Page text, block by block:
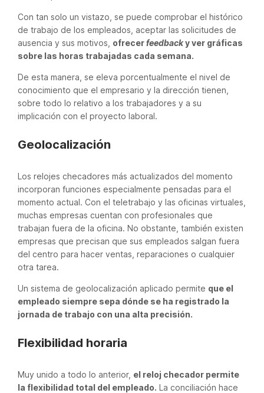
Con tan solo un vistazo, se puede comprobar el histórico
de trabajo de los empleados, aceptar las solicitudes de
ausencia y sus motivos, ofrecerfeedbacky ver gráficas
sobre las horas trabajadas cada semana.
De esta manera, se eleva porcentualmente el nivel de
conocimiento que el empresario y la dirección tienen,
sobre todo lo relativo a los trabajadores y a su
implicación con el proyecto laboral.
Geolocalización
Los relojes checadores más actualizados del momento
incorporan funciones especialmente pensadas para el
momento actual. Con el teletrabajo y las oficinas virtuales,
muchas empresas cuentan con profesionales que
trabajan fuera de la oficina. No obstante, también existen
empresas que precisan que sus empleados salgan fuera
del centro para hacer ventas, reparaciones o cualquier
otra tarea.
Un sistema de geolocalización aplicado permite que el
empleado siempre sepa dónde se ha registrado la
jornada de trabajo con una alta precisión.
Flexibilidad horaria
Muy unido a todo lo anterior, el reloj checador permite
la flexibilidad total del empleado. La conciliación hace